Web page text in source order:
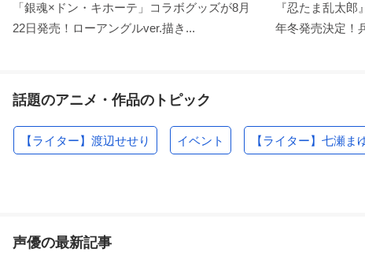
「銀魂×ドン・キホーテ」コラボグッズが8月
22日発売！ローアングルver.描き...
『忍たま乱太
年冬発売決定！
話題のアニメ・作品のトピック
【ライター】渡辺せせり イベント 【ライター】七瀬ま
声優の最新記事